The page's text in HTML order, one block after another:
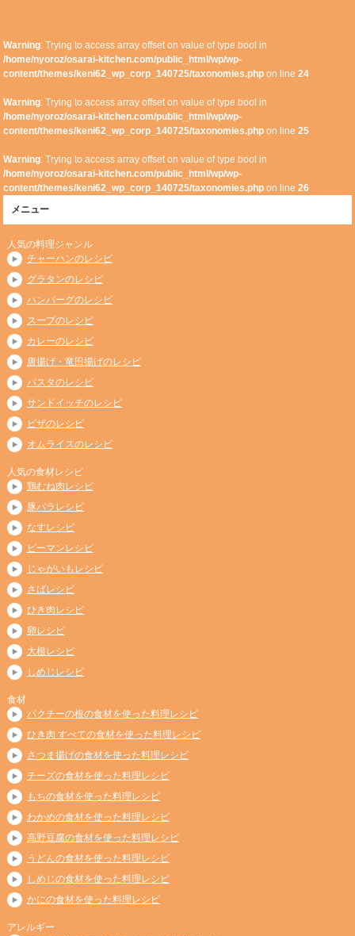
Warning: Trying to access array offset on value of type bool in
/home/nyoroz/osarai-kitchen.com/public_html/wp/wp-
content/themes/keni62_wp_corp_140725/taxonomies.php on line24
Warning: Trying to access array offset on value of type bool in
/home/nyoroz/osarai-kitchen.com/public_html/wp/wp-
content/themes/keni62_wp_corp_140725/taxonomies.php on line25
Warning: Trying to access array offset on value of type bool in
/home/nyoroz/osarai-kitchen.com/public_html/wp/wp-
content/themes/keni62_wp_corp_140725/taxonomies.php on line26
メニュー
人気の料理ジャンル
チャーハンのレシピ
グラタンのレシピ
ハンバーグのレシピ
スープのレシピ
カレーのレシピ
唐揚げ・竜田揚げのレシピ
パスタのレシピ
サンドイッチのレシピ
ピザのレシピ
オムライスのレシピ
人気の食材レシピ
鶏むね肉レシピ
豚バラレシピ
なすレシピ
ピーマンレシピ
じゃがいもレシピ
さばレシピ
ひき肉レシピ
卵レシピ
大根レシピ
しめじレシピ
食材
パクチーの根の食材を使った料理レシピ
ひき肉 すべての食材を使った料理レシピ
さつま揚げの食材を使った料理レシピ
チーズの食材を使った料理レシピ
もちの食材を使った料理レシピ
わかめの食材を使った料理レシピ
高野豆腐の食材を使った料理レシピ
うどんの食材を使った料理レシピ
しめじの食材を使った料理レシピ
かにの食材を使った料理レシピ
アレルギー